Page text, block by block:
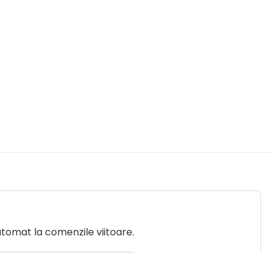
la comenzile viitoare.